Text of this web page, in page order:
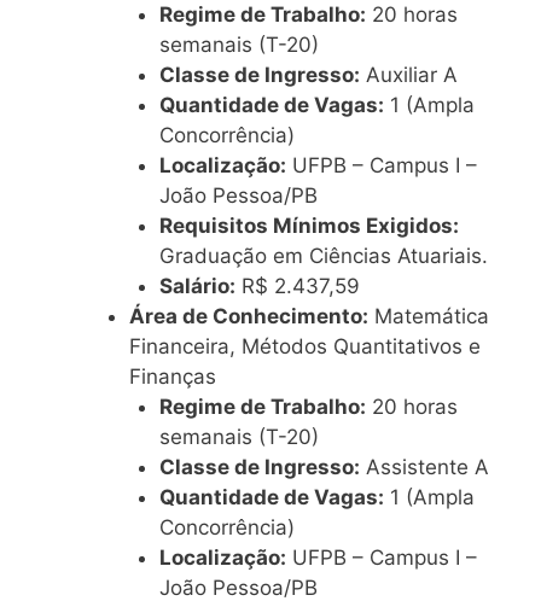
Regime de Trabalho: 20 horas
semanais (T-20)
Classe de Ingresso: Auxiliar A
Quantidade de Vagas: 1 (Ampla
Concorrência)
Localização: UFPB – Campus I –
João Pessoa/PB
Requisitos Mínimos Exigidos:
Graduação em Ciências Atuariais.
Salário: R$ 2.437,59
Área de Conhecimento: Matemática
Financeira, Métodos Quantitativos e
Finanças
Regime de Trabalho: 20 horas
semanais (T-20)
Classe de Ingresso: Assistente A
Quantidade de Vagas: 1 (Ampla
Concorrência)
Localização: UFPB – Campus I –
João Pessoa/PB